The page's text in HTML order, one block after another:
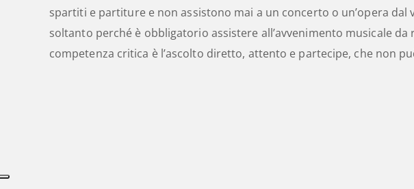
spartiti e partiture e non assistono mai a un concerto o un’opera
soltanto perché è obbligatorio assistere all’avvenimento musicale
competenza critica è l’ascolto diretto, attento e partecipe, che non